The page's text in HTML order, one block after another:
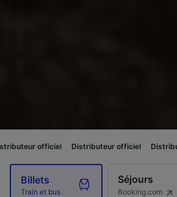
Distributeur officiel Distributeur officiel
Billets
Train et bus
Séjours
Booking.com